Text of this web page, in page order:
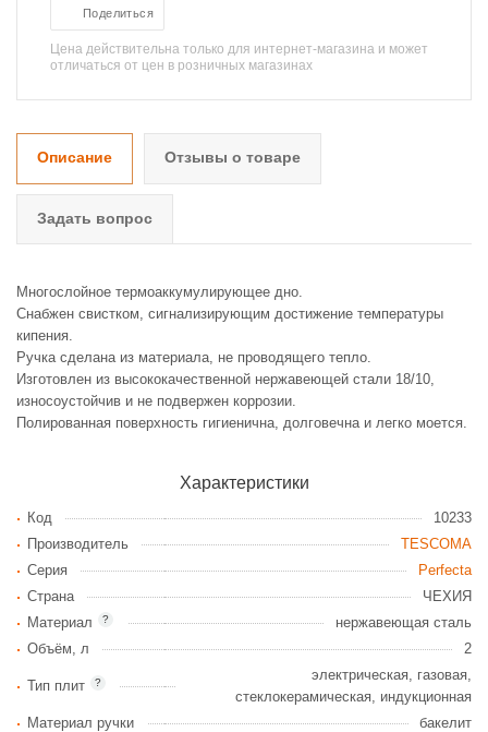
Поделиться
Цена действительна только для интернет-магазина и может
отличаться от цен в розничных магазинах
Описание Отзывы о товаре
Задать вопрос
Многослойное термоаккумулирующее дно.
Снабжен свистком, сигнализирующим достижение температуры
кипения.
Ручка сделана из материала, не проводящего тепло.
Изготовлен из высококачественной нержавеющей стали 18/10,
износоустойчив и не подвержен коррозии.
Полированная поверхность гигиенична, долговечна и легко моется.
Характеристики
Код
10233
Производитель
TESCOMA
Серия
Perfecta
Страна
ЧЕХИЯ
?
Материал
нержавеющая сталь
Объём, л
2
?
Тип плит
электрическая, газовая,
стеклокерамическая, индукционная
Материал ручки
бакелит